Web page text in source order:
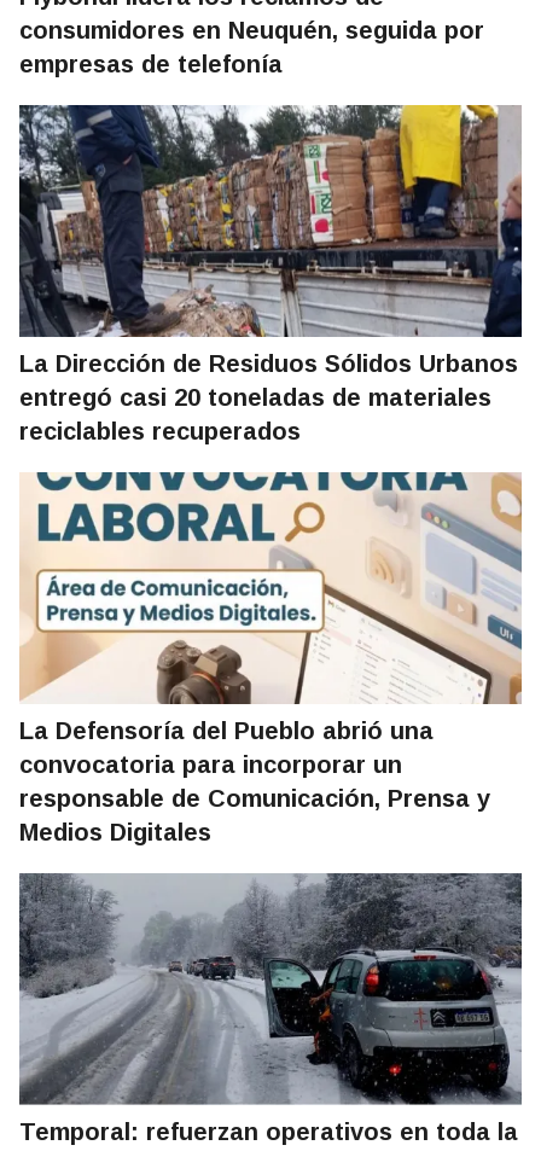
consumidores en Neuquén, seguida por
empresas de telefonía
La Dirección de Residuos Sólidos Urbanos
entregó casi 20 toneladas de materiales
reciclables recuperados
La Defensoría del Pueblo abrió una
convocatoria para incorporar un
responsable de Comunicación, Prensa y
Medios Digitales
Temporal: refuerzan operativos en toda la